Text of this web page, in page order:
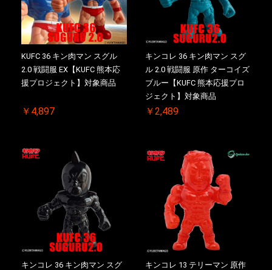
KUFC 36 キン肉マン スグル
2.0 戦闘服 EX【KUFC 熊本応
援プロジェクト】対象商品
￥4,897
キンコレ 36 キン肉マン スグ
ル 2.0 戦闘服 原作 ターコイズ
ブルー【KUFC 熊本応援プロ
ジェクト】対象商品
￥2,489
キンコレ 36 キン肉マン スグ
キンコレ 13 テリーマン 原作